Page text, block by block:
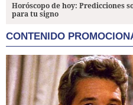
Horóscopo de hoy: Predicciones
para tu signo
CONTENIDO